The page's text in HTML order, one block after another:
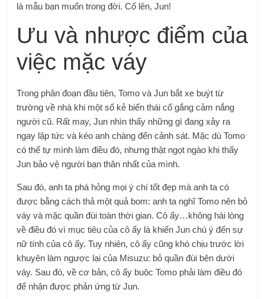
là mẫu bạn muốn trong đời. Cố lên, Jun!
Ưu và nhược điểm của
việc mặc váy
Trong phân đoạn đầu tiên, Tomo và Jun bắt xe buýt từ
trường về nhà khi một số kẻ biến thái cố gắng cảm nắng
người cũ. Rất may, Jun nhìn thấy những gì đang xảy ra
ngay lập tức và kéo anh chàng đến cảnh sát. Mặc dù Tomo
có thể tự mình làm điều đó, nhưng thật ngọt ngào khi thấy
Jun bảo vệ người bạn thân nhất của mình.
Sau đó, anh ta phá hỏng mọi ý chí tốt đẹp mà anh ta có
được bằng cách thả một quả bom: anh ta nghĩ Tomo nên bỏ
váy và mặc quần đùi toàn thời gian. Cô ấy…không hài lòng
về điều đó vì mục tiêu của cô ấy là khiến Jun chú ý đến sự
nữ tính của cô ấy. Tuy nhiên, cô ấy cũng khó chịu trước lời
khuyên làm ngược lại của Misuzu: bỏ quần đùi bên dưới
váy. Sau đó, về cơ bản, cô ấy buộc Tomo phải làm điều đó
để nhận được phản ứng từ Jun.